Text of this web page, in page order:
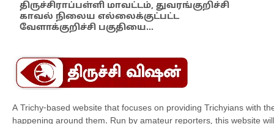
திருச்சிராப்பள்ளி மாவட்டம், துவரங்குறிச்சி
காவல் நிலைய எல்லைக்குட்பட்ட
வேளாக்குறிச்சி பகுதியை…
A Trichy-based website that focuses on providing Trichyians with
happening around them. Run by amateur reporters, this website